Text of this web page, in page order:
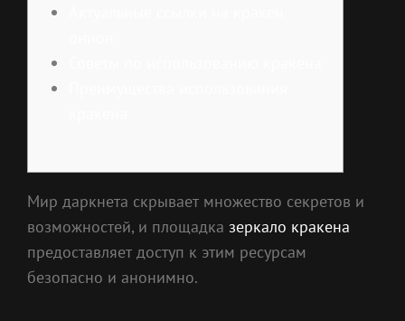
Мир даркнета скрывает множество секретов и
возможностей, и площадка зеркало кракена
предоставляет доступ к этим ресурсам
безопасно и анонимно.